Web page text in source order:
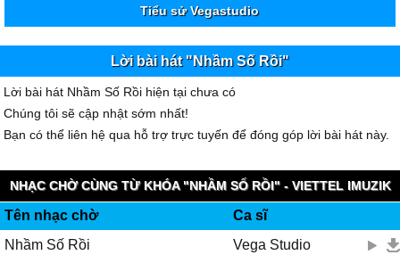
Tiểu sử Vegastudio
Lời bài hát "Nhầm Số Rồi"
Lời bài hát Nhầm Số Rồi hiện tại chưa có
Chúng tôi sẽ cập nhật sớm nhất!
Bạn có thể liên hệ qua hỗ trợ trực tuyến để đóng góp lời bài hát này.
NHẠC CHỜ CÙNG TỪ KHÓA "NHẦM SỐ RỒI" - VIETTEL IMUZIK
Tên nhạc chờ
Ca sĩ
Nhầm Số Rồi
Vega Studio